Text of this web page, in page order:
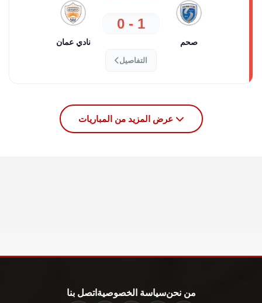
صحم
1 - 0
نادي عمان
التفاصيل
عرض المزيد من المباريات
من نحنسياسة الخصوصية اتصل بنا